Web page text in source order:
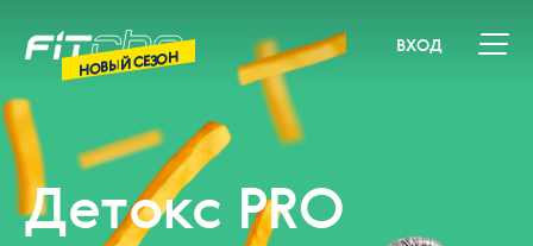
Детокс PRO
НОВЫЙ СЕЗОН
ВХОД